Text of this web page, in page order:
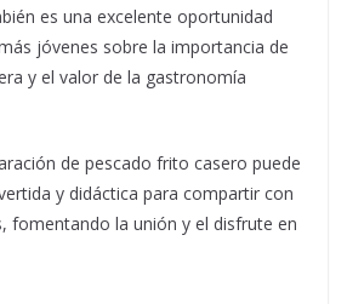
es una excelente oportunidad
jóvenes sobre la importancia de
y el valor de la gastronomía
de pescado frito casero puede
y didáctica para compartir con
fomentando la unión y el disfrute en